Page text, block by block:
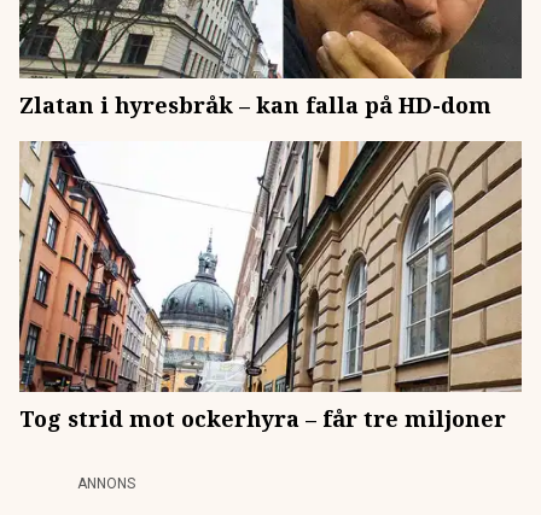
Zlatan i hyresbråk – kan falla på HD-dom
Tog strid mot ockerhyra – får tre miljoner
ANNONS